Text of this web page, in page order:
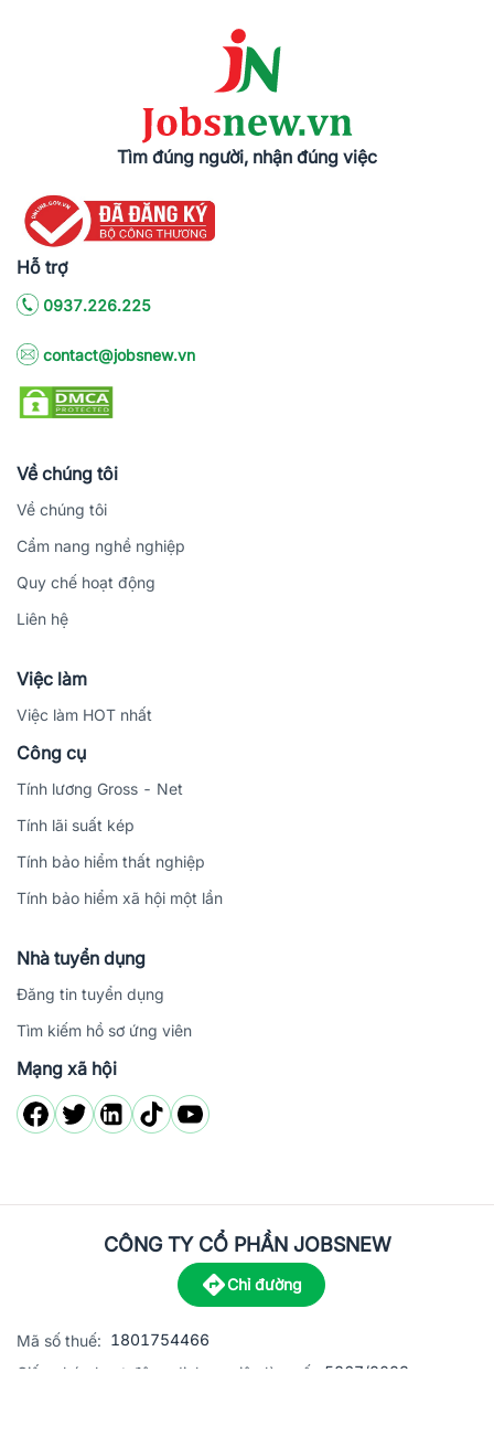
Tìm đúng người, nhận đúng việc
Hỗ trợ
0937.226.225
contact@jobsnew.vn
Về chúng tôi
Về chúng tôi
Cẩm nang nghề nghiệp
Quy chế hoạt động
Liên hệ
Việc làm
Việc làm HOT nhất
Công cụ
Tính lương Gross - Net
Tính lãi suất kép
Tính bảo hiểm thất nghiệp
Tính bảo hiểm xã hội một lần
Nhà tuyển dụng
Đăng tin tuyển dụng
Tìm kiếm hồ sơ ứng viên
Mạng xã hội
CÔNG TY CỔ PHẦN JOBSNEW
Chỉ đường
Mã số thuế: 1801754466
Giấy phép hoạt động dịch vụ việc làm số:
5867/2023